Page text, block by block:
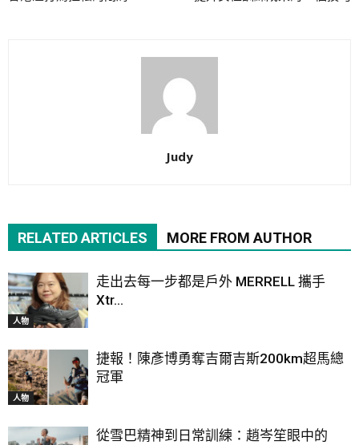
Judy
RELATED ARTICLES MORE FROM AUTHOR
人物
走出去每一步都是戶外 MERRELL 攜手
Xtr...
人物
捷報！陳彥博勇奪吉爾吉斯200km超馬總
冠軍
從雪巴精神到日常訓練：趙岑笙眼中的